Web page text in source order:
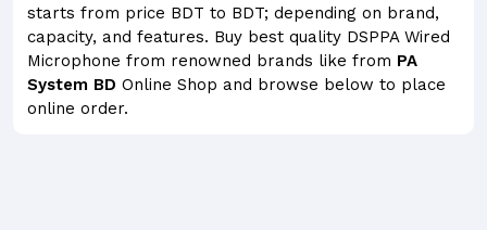
starts from price BDT to BDT; depending on brand,
capacity, and features. Buy best quality DSPPA Wired
Microphone from renowned brands like from PA
System BD Online Shop and browse below to place
online order.